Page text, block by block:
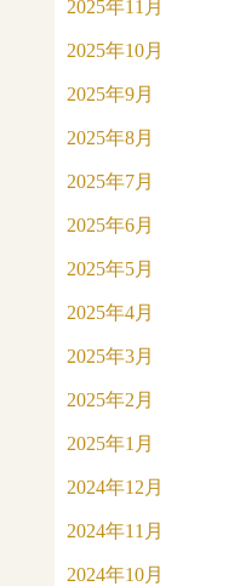
2025年11月
2025年10月
2025年9月
2025年8月
2025年7月
2025年6月
2025年5月
2025年4月
2025年3月
2025年2月
2025年1月
2024年12月
2024年11月
2024年10月